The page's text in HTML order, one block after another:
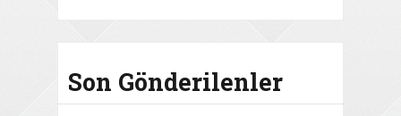
Son Gönderilenler